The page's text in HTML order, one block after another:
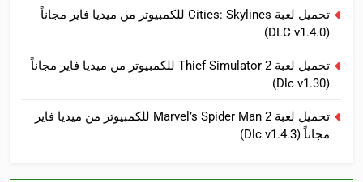
تحميل لعبة Cities: Skylines للكمبيوتر من ميديا فاير مجاناً
(DLC v1.4.0)
تحميل لعبة Thief Simulator 2 للكمبيوتر من ميديا فاير مجاناً
(Dlc v1.30)
تحميل لعبة Marvel’s Spider Man 2 للكمبيوتر من ميديا فاير
مجاناً (Dlc v1.4.3)